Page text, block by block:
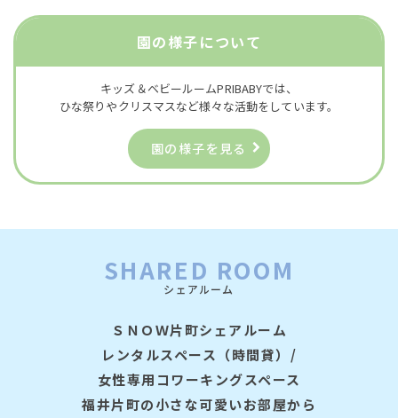
園の様子について
キッズ＆ベビールームPRIBABYでは、
​​​​​​​ひな祭りやクリスマスなど様々な活動をしています。
園の様子を見る
SHARED ROOM
シェアルーム
ＳＮＯＷ片町シェアルーム
レンタルスペース（時間貸）/
​​​​​​​女性専用コワーキングスペース
福井片町の小さな可愛いお部屋から